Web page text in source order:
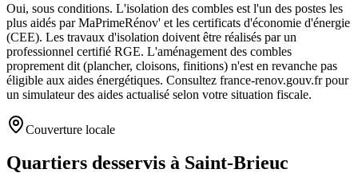
Oui, sous conditions. L'isolation des combles est l'un des postes les
plus aidés par MaPrimeRénov' et les certificats d'économie d'énergie
(CEE). Les travaux d'isolation doivent être réalisés par un
professionnel certifié RGE. L'aménagement des combles
proprement dit (plancher, cloisons, finitions) n'est en revanche pas
éligible aux aides énergétiques. Consultez france-renov.gouv.fr pour
un simulateur des aides actualisé selon votre situation fiscale.
Couverture locale
Quartiers desservis à Saint-Brieuc